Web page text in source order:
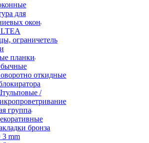
для
окон
ограничетель
планки
откидные
/
группа
бронза
3 mm